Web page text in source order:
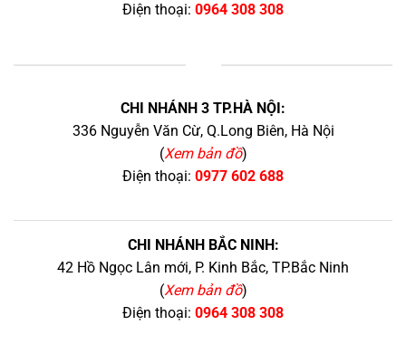
Điện thoại: 0964 308 308
CHI NHÁNH 3 TP.HÀ NỘI:
336 Nguyễn Văn Cừ, Q.Long Biên, Hà Nội
(Xem bản đồ)
Điện thoại: 0977 602 688
CHI NHÁNH BẮC NINH:
42 Hồ Ngọc Lân mới, P. Kinh Bắc, TP.Bắc Ninh
(Xem bản đồ)
Điện thoại: 0964 308 308